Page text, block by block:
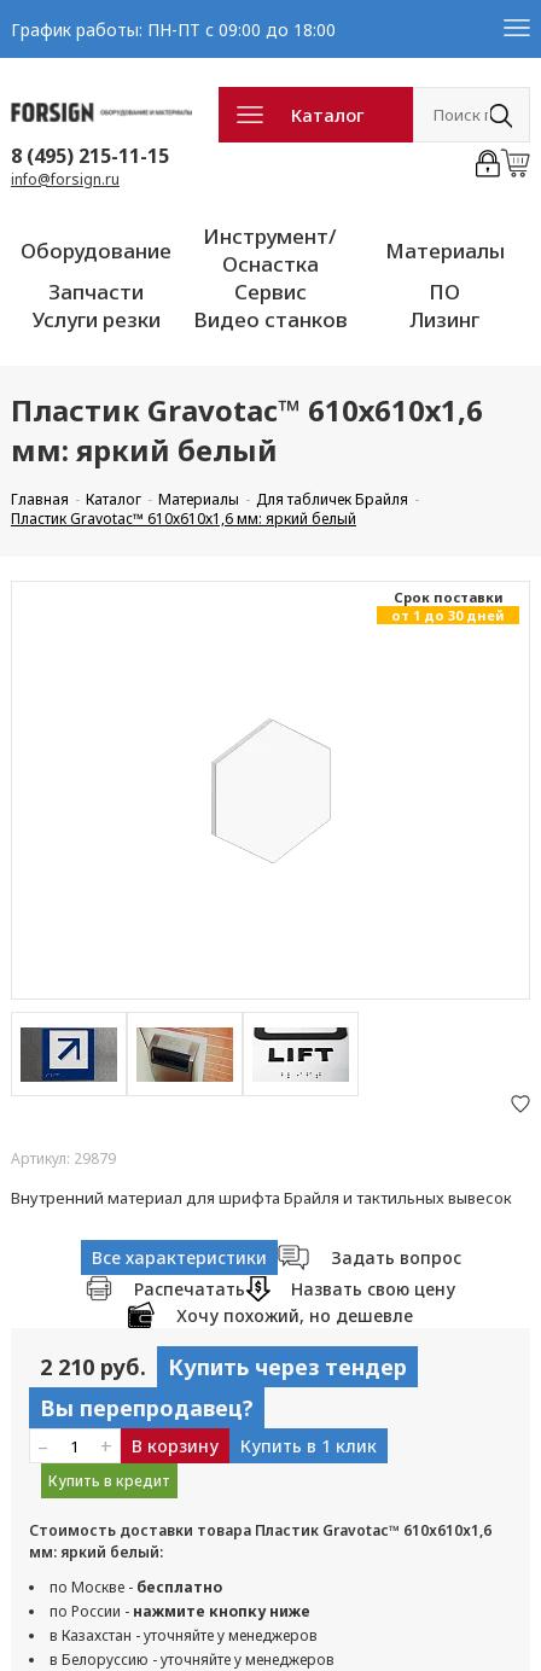
График работы: ПН-ПТ с 09:00 до 18:00
Каталог
8 (495) 215-11-15
info@forsign.ru
Оборудование
Инструмент/
Оснастка
Материалы
Запчасти
Сервис
ПО
Услуги резки
Видео станков Лизинг
Пластик Gravotac™ 610х610х1,6
мм: яркий белый
Главная Каталог Материалы
Для табличек Брайля
Пластик Gravotac™ 610х610х1,6 мм: яркий белый
Cрок поставки
от 1 до 30 дней
Артикул: 29879
Внутренний материал для шрифта Брайля и тактильных вывесок
Все характеристики
Задать вопрос
Распечатать
Назвать свою цену
Хочу похожий, но дешевле
2 210 руб.
Купить через тендер
Вы перепродавец?
– + В корзину Купить в 1 клик
Купить в кредит
Стоимость доставки товара Пластик Gravotac™ 610х610х1,6
мм: яркий белый:
по Москве - бесплатно
по России - нажмите кнопку ниже
в Казахстан - уточняйте у менеджеров
в Белоруссию - уточняйте у менеджеров